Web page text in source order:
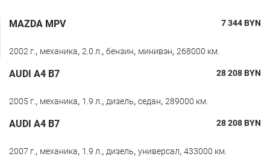
MAZDA MPV 7 344BYN
2002 г., механика, 2.0 л., бензин, минивэн, 268000 км.
AUDI A4 B7 28 208BYN
2005 г., механика, 1.9 л., дизель, седан, 289000 км.
AUDI A4 B7 28 208BYN
2007 г., механика, 1.9 л., дизель, универсал, 433000 км.